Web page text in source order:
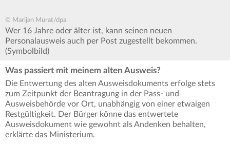
© Marijan Murat/dpa
Wer 16 Jahre oder älter ist, kann seinen neuen
Personalausweis auch per Post zugestellt bekommen.
(Symbolbild)
Was passiert mit meinem alten Ausweis?
Die Entwertung des alten Ausweisdokuments erfolge stets
zum Zeitpunkt der Beantragung in der Pass- und
Ausweisbehörde vor Ort, unabhängig von einer etwaigen
Restgültigkeit. Der Bürger könne das entwertete
Ausweisdokument wie gewohnt als Andenken behalten,
erklärte das Ministerium.